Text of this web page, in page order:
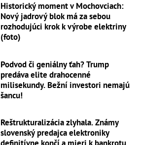
Historický moment v Mochovciach:
Nový jadrový blok má za sebou
rozhodujúci krok k výrobe elektriny
(foto)
Podvod či geniálny ťah? Trump
predáva elite drahocenné
milisekundy. Bežní investori nemajú
šancu!
Reštrukturalizácia zlyhala. Známy
slovenský predajca elektroniky